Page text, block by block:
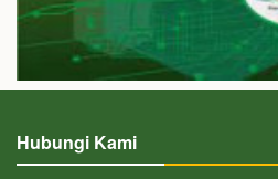
Hubungi Kami